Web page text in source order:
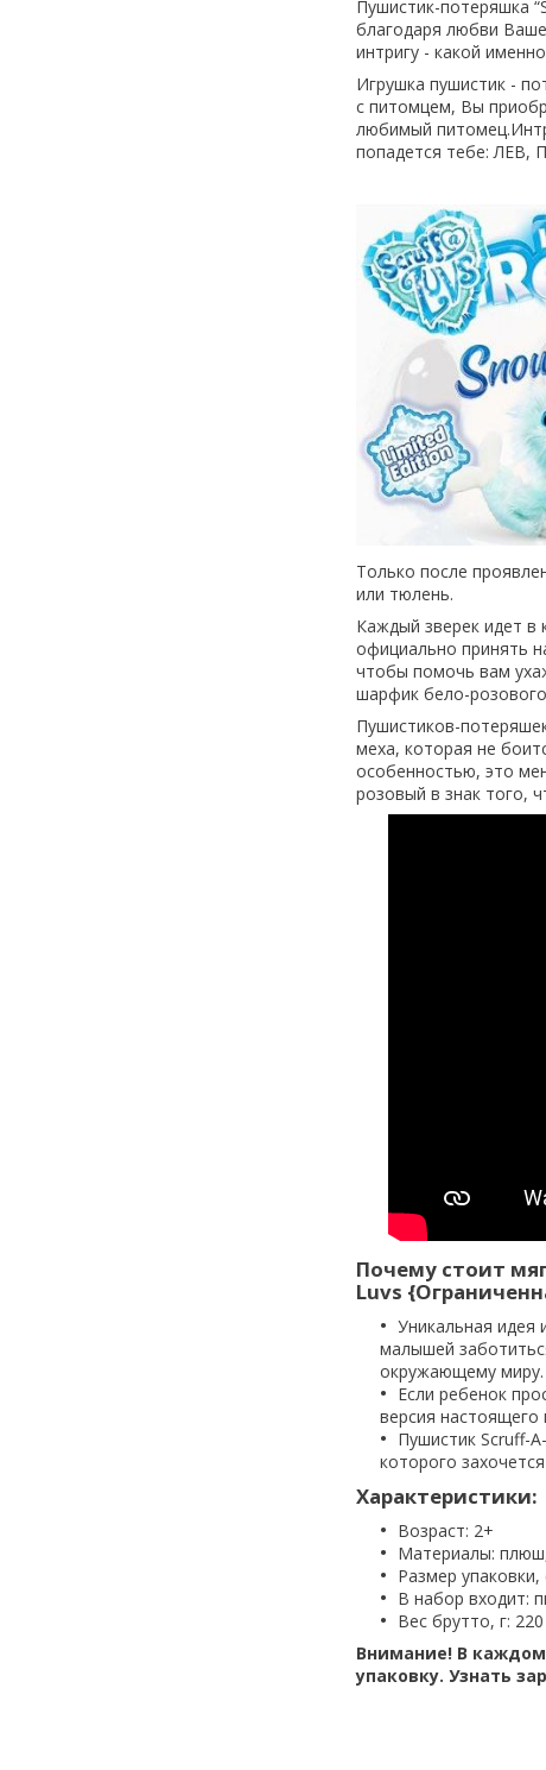
Пушистик-потеряшка
благодаря любви
интригу - какой
Игрушка пушистик -
с питомцем, Вы
любимый
попадется тебе:
Только после
или тюлень.
Каждый зверек идет в
официально принять
чтобы помочь вам
шарфик бело-
Пушистиков-
меха, которая не
особенностью, это
розовый в знак того,
Почему стоит
Luvs
Уникальная идея
малышей
окружающему миру.
Если ребенок
версия
Пушистик Scruff-
которого
Характеристики:
Возраст: 2+
Материалы:
Размер упаковки,
В набор входит:
Вес брутто, г: 220
Внимание! В каждом
упаковку. Узнать